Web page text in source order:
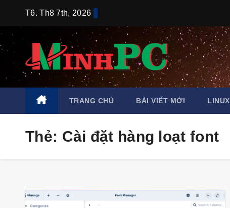
content
T6. Th8 7th, 2026
TRANG CHỦ BÀI VIẾT MỚI LINUX
Thẻ: Cài đặt hàng loạt font